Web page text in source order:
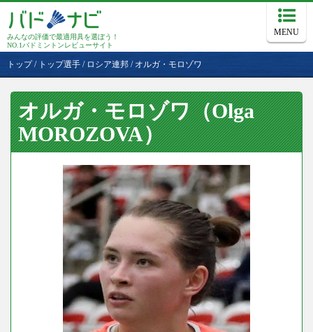
みんなの評価で最適用具を選ぼう！
NO.1バドミントンレビューサイト
MENU
トップ/ トップ選手 / ロシア連邦 / オルガ・モロゾワ
オルガ・モロゾワ（Olga
MOROZOVA）